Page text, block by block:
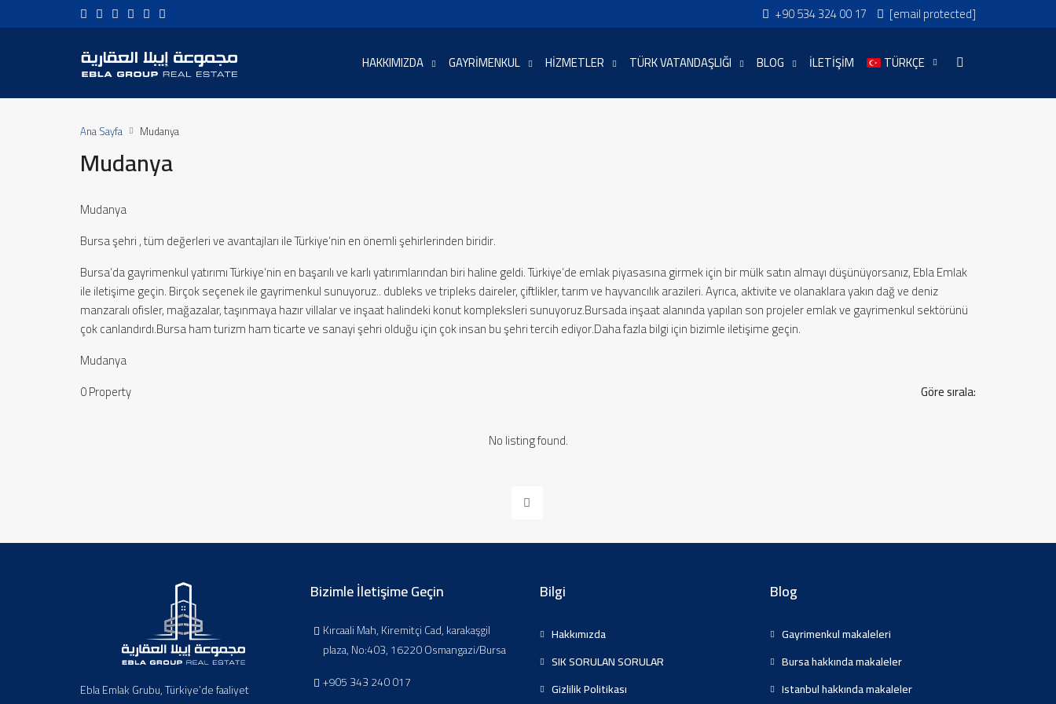
+90 534 324 00 17 [email protected]
HAKKIMIZDA GAYRIMENKUL HIZMETLER TÜRK VATANDAŞLIĞI BLOG İLETIŞIM TÜRKÇE
Ana Sayfa Mudanya
Mudanya
Mudanya
Bursa şehri , tüm değerleri ve avantajları ile Türkiye’nin en önemli şehirlerinden biridir.
Bursa’da gayrimenkul yatırımı Türkiye’nin en başarılı ve karlı yatırımlarından biri haline geldi. Türkiye’de emlak piyasasına girmek için bir mülk satın almayı düşünüyorsanız, Ebla Emlak
ile iletişime geçin. Birçok seçenek ile gayrimenkul sunuyoruz.. dubleks ve tripleks daireler, çiftlikler, tarım ve hayvancılık arazileri. Ayrıca, aktivite ve olanaklara yakın dağ ve deniz
manzaralı ofisler, mağazalar, taşınmaya hazır villalar ve inşaat halindeki konut kompleksleri sunuyoruz.Bursada inşaat alanında yapılan son projeler emlak ve gayrimenkul sektörünü
çok canlandırdı.Bursa ham turizm ham ticarte ve sanayi şehri olduğu için çok insan bu şehri tercih ediyor.Daha fazla bilgi için bizimle iletişime geçin.
Mudanya
0 Property
Göre sırala:
No listing found.
Ebla Emlak Grubu, Türkiye’de faaliyet
Bizimle İletişime Geçin
Kırcaali Mah, Kiremitçi Cad, karakaşgil
plaza, No:403, 16220 Osmangazi/Bursa
+905 343 240 017
Bilgi
Hakkımızda
SIK SORULAN SORULAR
Gizlilik Politikası
Blog
Gayrimenkul makaleleri
Bursa hakkında makaleler
Istanbul hakkında makaleler